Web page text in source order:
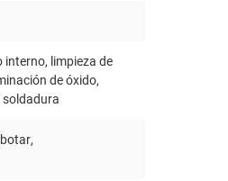
interno, limpieza de
de óxido,
soldadura
,